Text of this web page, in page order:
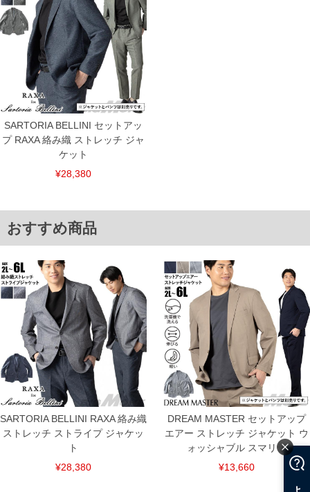
返品交換希望の方は、商品到着後1週間以内にご連絡ください。
下着(肌着)やワイシャツは商品の性質上、返品交換不可とさせて頂いております。予め
ご了承くださいませ。
※【ボトムの裾上げをご希望の場合】
裾上げ料金は500円+税となります。
備考欄に股下●cmとご記入下さい。（裾上げ無料対象商品は1本につき税込6,000円以
上の品が対象。1本5,999円以下の商品は有料（500円+税）となります。）
出荷まで約1週間～20日間程お時間を頂く場合がございます。
尚、裾上げした商品は返品・交換不可となりますので、予めご了承下さい。
一部、お直しに対応出来ない商品がございます。(例：裾にファスナーや調節ひもが付
いている、極端なデザインが施されている等)
※商品によって若干のサイズの誤差がございます。また、お客様がご使用の環境（コ
ンピュータ画面）によって、商品の色味が若干異なる場合がございます。予めご了承
※当店での掲載商品は、実店鋪と在庫を共用しておりますので店頭での売り違い、店
連絡させて頂きますので予めご了承ください。
SARTORIA BELLINI セットアッ
プ RAXA 絡み織 ストレッチ ジャ
ケット
¥28,380
おすすめ商品
SARTORIA BELLINI RAXA 絡み織
ストレッチ ストライプ ジャケッ
ト
¥28,380
DREAM MASTER セットアップ
エアー ストレッチ ジャケット ウ
ォッシャブル スマリラ
¥13,660